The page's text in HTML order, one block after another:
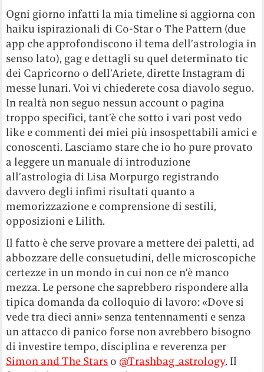
Ogni giorno infatti la mia timeline si aggiorna con
haiku ispirazionali di Co-Star o The Pattern (due
app che approfondiscono il tema dell’astrologia in
senso lato), gag e dettagli su quel determinato tic
dei Capricorno o dell’Ariete, dirette Instagram di
messe lunari. Voi vi chiederete cosa diavolo seguo.
In realtà non seguo nessun account o pagina
troppo specifici, tant’è che sotto i vari post vedo
like e commenti dei miei più insospettabili amici e
conoscenti. Lasciamo stare che io ho pure provato
a leggere un manuale di introduzione
all’astrologia di Lisa Morpurgo registrando
davvero degli infimi risultati quanto a
memorizzazione e comprensione di sestili,
opposizioni e Lilith.
Il fatto è che serve provare a mettere dei paletti, ad
abbozzare delle consuetudini, delle microscopiche
certezze in un mondo in cui non ce n’è manco
mezza. Le persone che saprebbero rispondere alla
tipica domanda da colloquio di lavoro: «Dove si
vede tra dieci anni» senza tentennamenti e senza
un attacco di panico forse non avrebbero bisogno
di investire tempo, disciplina e reverenza per
Simon and The Stars o @Trashbag_astrology. Il